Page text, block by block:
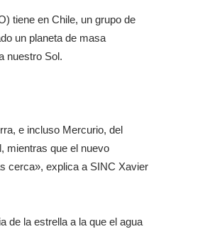
tiene en Chile, un grupo de
un planeta de masa
nuestro Sol.
e incluso Mercurio, del
mientras que el nuevo
cerca», explica a SINC Xavier
de la estrella a la que el agua